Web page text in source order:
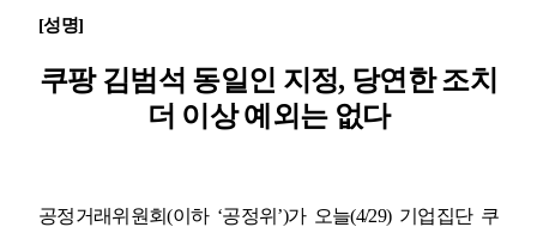
[성명]
쿠팡 김범석 동일인 지정, 당연한 조치
더 이상 예외는 없다
공정거래위원회(이하 ‘공정위 ’)가 오늘(4/29) 기업집단 쿠
업무